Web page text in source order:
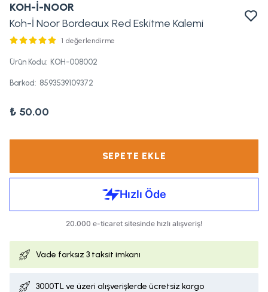
KOH-İ-NOOR
Koh-İ Noor Bordeaux Red Eskitme Kalemi
1 değerlendirme
Ürün Kodu: KOH-008002
Barkod: 8593539109372
₺ 50.00
SEPETE EKLE
Vade farksız 3 taksit imkanı
3000TL ve üzeri alışverişlerde ücretsiz kargo